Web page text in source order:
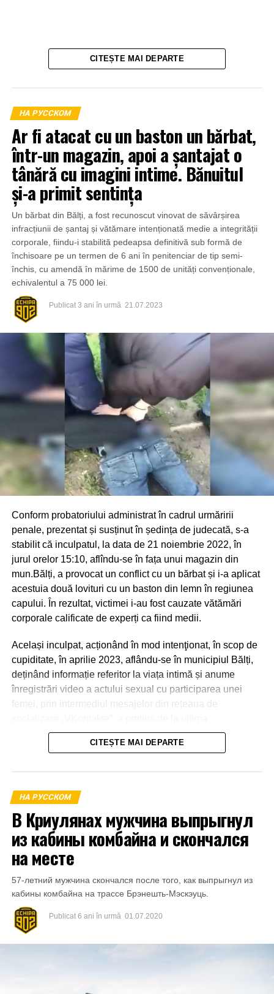
CITEȘTE MAI DEPARTE
НА РУССКОМ
Ar fi atacat cu un baston un bărbat,
într-un magazin, apoi a șantajat o
tânără cu imagini intime. Bănuitul
și-a primit sentința
Un bărbat din Bălți, a fost recunoscut vinovat de săvârșirea
infracțiunii de șantaj și vătămare intenționată medie a integrității
corporale, fiindu-i stabilită pedeapsa definitivă sub formă de
închisoare pe un termen de 6 ani în penitenciar de tip semi-
închis, cu amendă în mărime de 1500 de unități convenționale,
echivalentul a 75 000 lei.
Publicat 3 ani în urmă 21.07.2023
Conform probatoriului administrat în cadrul urmăririi
penale, prezentat și susținut în ședința de judecată, s-a
stabilit că inculpatul, la data de 21 noiembrie 2022, în
jurul orelor 15:10, aflîndu-se în fața unui magazin din
mun.Bălți, a provocat un conflict cu un bărbat și i-a aplicat
acestuia două lovituri cu un baston din lemn în regiunea
capului. În rezultat, victimei i-au fost cauzate vătămări
corporale calificate de experți ca fiind medii.
Același inculpat, acționând în mod intenţionat, în scop de
cupiditate, în aprilie 2023, aflându-se în municipiul Bălți,
deținând informație referitor la viața intimă și anume
înregistrări video a actului sexual cu participarea unei
femei, prin intermediul mesajelor din rețeaua de
transmiterea banilor în sumă de 600 euro, în caz contrar o
amenința cu răspândirea înregistrărilor video.
La 21 aprilie 2023, aflându-se în apartamentul părții
vătămate din mun.Bălți a primit o parte din sumă și anume
1000 de lei.
CITEȘTE MAI DEPARTE
НА РУССКОМ
В Криулянах мужчина выпрыгнул
из кабины комбайна и скончался
на месте
57-летний мужчина скончался после того, как выпрыгнул из
кабины комбайна на трассе Брэнешть-Мэскэуць.
Publicat 6 ani în urmă 01.07.2020